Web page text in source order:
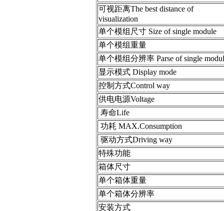
可视距离The best distance of
visualization
单个模组尺寸 Size of single module
单个模组重量
单个模组分辨率 Parse of single
显示模式 Display mode
控制方式Control way
供电电源Voltage
寿命Life
功耗 MAX.Consumption
驱动方式Driving way
特殊功能
箱体尺寸
单个箱体重量
单个箱体分辨率
安装方式